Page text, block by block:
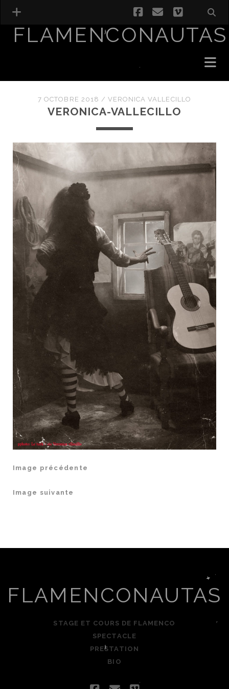
facebook
emailvimeo
FLAMENCONAUTAS
7 OCTOBRE 2018 / VERONICA VALLECILLO
VERONICA-VALLECILLO
Image précédente
Image suivante
FLAMENCONAUTAS
STAGE ET COURS DE FLAMENCO
SPECTACLE
PRESTATION
BIO